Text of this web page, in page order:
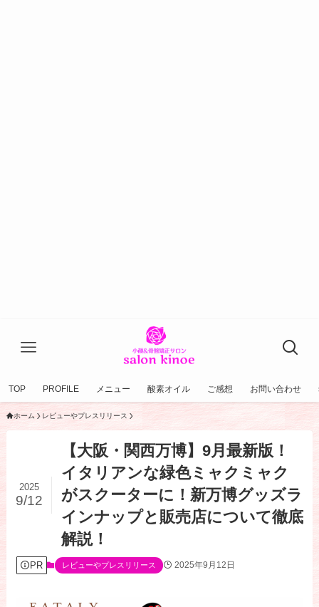
TOP PROFILE メニュー 酸素オイル ご感想 お問い合わせ
ホーム レビューやプレスリリース
【大阪・関西万博】9月最新版！
イタリアンな緑色ミャクミャク
がスクーターに！新万博グッズラ
インナップと販売店について徹底
解説！
2025
9/12
PR レビューやプレスリリース 2025年9月12日